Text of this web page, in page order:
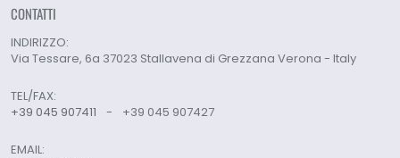
CONTATTI
INDIRIZZO:
Via Tessare, 6a 37023 Stallavena di Grezzana Verona - Italy
TEL/FAX:
+39 045 907411
- +39 045 907427
EMAIL: